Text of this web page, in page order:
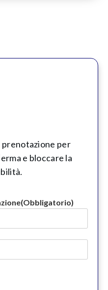
prenotazione per
e bloccare la
(Obbligatorio)